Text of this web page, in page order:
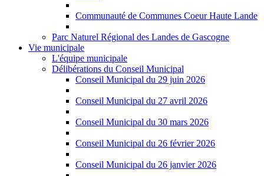
Communauté de Communes Coeur Haute Lande
Parc Naturel Régional des Landes de Gascogne
Vie municipale
L'équipe municipale
Délibérations du Conseil Municipal
Conseil Municipal du 29 juin 2026
Conseil Municipal du 27 avril 2026
Conseil Municipal du 30 mars 2026
Conseil Municipal du 26 février 2026
Conseil Municipal du 26 janvier 2026